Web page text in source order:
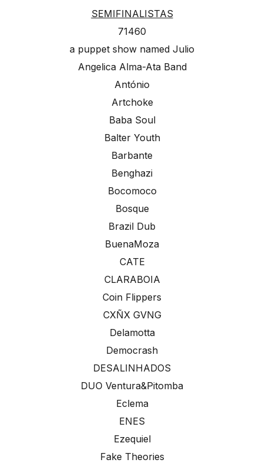
SEMIFINALISTAS
71460
a puppet show named Julio
Angelica Alma-Ata Band
António
Artchoke
Baba Soul
Balter Youth
Barbante
Benghazi
Bocomoco
Bosque
Brazil Dub
BuenaMoza
CATE
CLARABOIA
Coin Flippers
CXÑX GVNG
Delamotta
Democrash
DESALINHADOS
DUO Ventura&Pitomba
Eclema
ENES
Ezequiel
Fake Theories